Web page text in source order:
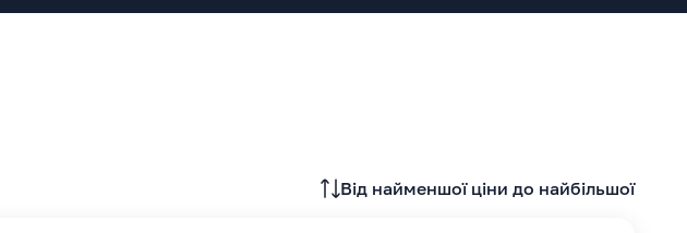
Від найменшої ціни до найбільшої